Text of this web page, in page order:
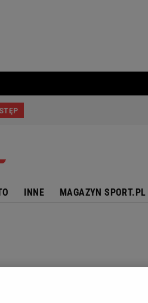
INNE MAGAZYN SPORT.PL